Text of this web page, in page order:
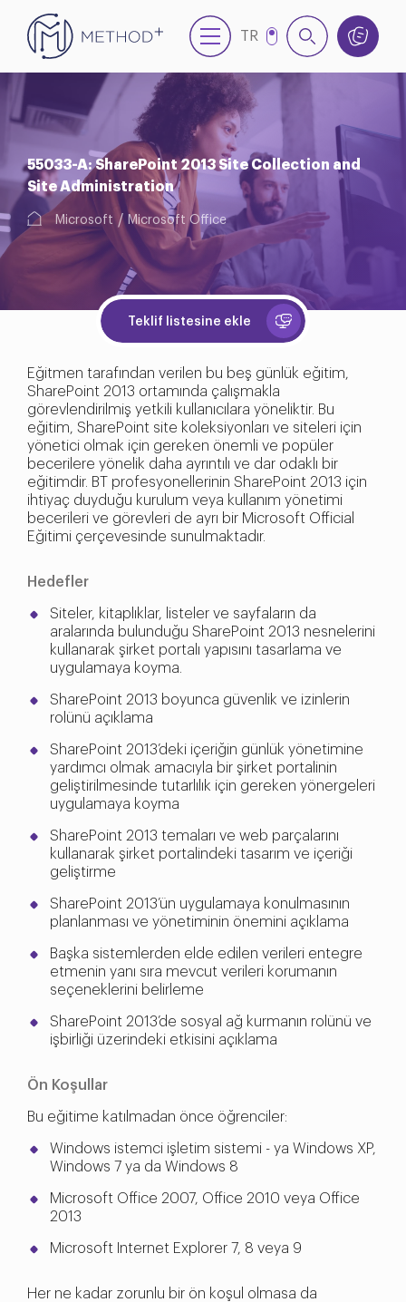
TR
55033-A: SharePoint 2013 Site Collection and
Site Administration
Microsoft Microsoft Office
Teklif listesine ekle
Eğitmen tarafından verilen bu beş günlük eğitim,
SharePoint 2013 ortamında çalışmakla
görevlendirilmiş yetkili kullanıcılara yöneliktir. Bu
eğitim, SharePoint site koleksiyonları ve siteleri için
yönetici olmak için gereken önemli ve popüler
becerilere yönelik daha ayrıntılı ve dar odaklı bir
eğitimdir. BT profesyonellerinin SharePoint 2013 için
ihtiyaç duyduğu kurulum veya kullanım yönetimi
becerileri ve görevleri de ayrı bir Microsoft Official
Eğitimi çerçevesinde sunulmaktadır.
Hedefler
Siteler, kitaplıklar, listeler ve sayfaların da
aralarında bulunduğu SharePoint 2013 nesnelerini
kullanarak şirket portalı yapısını tasarlama ve
uygulamaya koyma.
SharePoint 2013 boyunca güvenlik ve izinlerin
rolünü açıklama
SharePoint 2013’deki içeriğin günlük yönetimine
yardımcı olmak amacıyla bir şirket portalinin
geliştirilmesinde tutarlılık için gereken yönergeleri
uygulamaya koyma
SharePoint 2013 temaları ve web parçalarını
kullanarak şirket portalindeki tasarım ve içeriği
geliştirme
SharePoint 2013’ün uygulamaya konulmasının
planlanması ve yönetiminin önemini açıklama
Başka sistemlerden elde edilen verileri entegre
etmenin yanı sıra mevcut verileri korumanın
seçeneklerini belirleme
SharePoint 2013’de sosyal ağ kurmanın rolünü ve
işbirliği üzerindeki etkisini açıklama
Ön Koşullar
Bu eğitime katılmadan önce öğrenciler:
Windows istemci işletim sistemi - ya Windows XP,
Windows 7 ya da Windows 8
Microsoft Office 2007, Office 2010 veya Office
2013
Microsoft Internet Explorer 7, 8 veya 9
Her ne kadar zorunlu bir ön koşul olmasa da